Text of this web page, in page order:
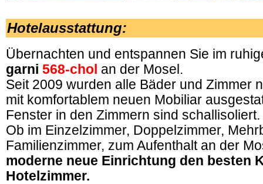
Hotelausstattung:
Übernachten und entspannen Sie im
garni 568-chol an der Mosel.
Seit 2009 wurden alle Bäder und Zimmer
mit komfortablem neuen Mobiliar
Fenster in den Zimmern sind schallisoliert.
Ob im Einzelzimmer, Doppelzimmer,
Familienzimmer, zum Aufenthalt an der
moderne neue Einrichtung den besten
Hotelzimmer.